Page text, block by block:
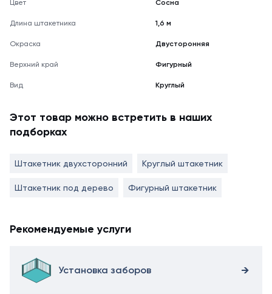
Цвет Сосна
Длина штакетника 1,6 м
Окраска Двусторонняя
Верхний край Фигурный
Вид Круглый
Этот товар можно встретить в наших
подборках
Штакетник двухсторонний Круглый штакетник
Штакетник под дерево Фигурный штакетник
Рекомендуемые услуги
Установка заборов